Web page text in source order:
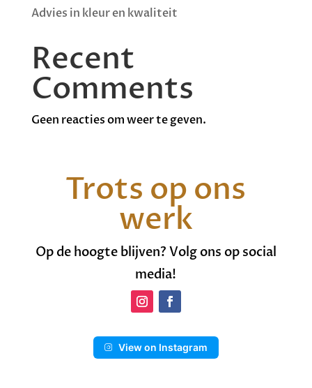
Advies in kleur en kwaliteit
Recent
Comments
Geen reacties om weer te geven.
Trots op ons
werk
Op de hoogte blijven? Volg ons op social
media!
View on Instagram